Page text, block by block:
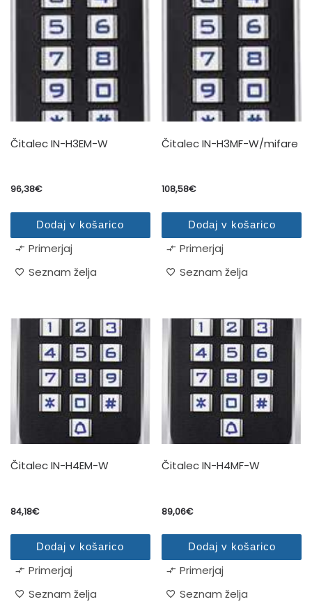
Čitalec IN-H3EM-W
96,38€
Dodaj v košarico
Primerjaj
Seznam želja
Čitalec IN-H3MF-W/mifare
108,58€
Dodaj v košarico
Primerjaj
Seznam želja
Čitalec IN-H4EM-W
84,18€
Dodaj v košarico
Primerjaj
Seznam želja
Čitalec IN-H4MF-W
89,06€
Dodaj v košarico
Primerjaj
Seznam želja